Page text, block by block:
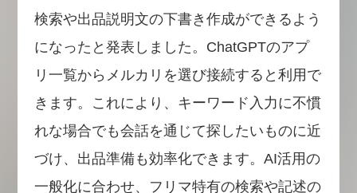
検索や出品説明文の下書き作成ができるよう
になったと発表しました。ChatGPTのアプ
リ一覧からメルカリを選び接続すると利用で
きます。これにより、キーワード入力に不慣
れな場合でも会話を通じて探したいものに近
づけ、出品準備も効率化できます。AI活用の
一般化に合わせ、フリマ特有の検索や記述の